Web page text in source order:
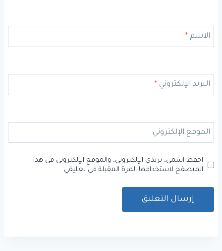
الاسم*
البريد الإلكتروني*
الموقع الإلكتروني
احفظ اسمي، بريدي الإلكتروني، والموقع الإلكتروني في هذا
المتصفح لاستخدامها المرة المقبلة في تعليقي.